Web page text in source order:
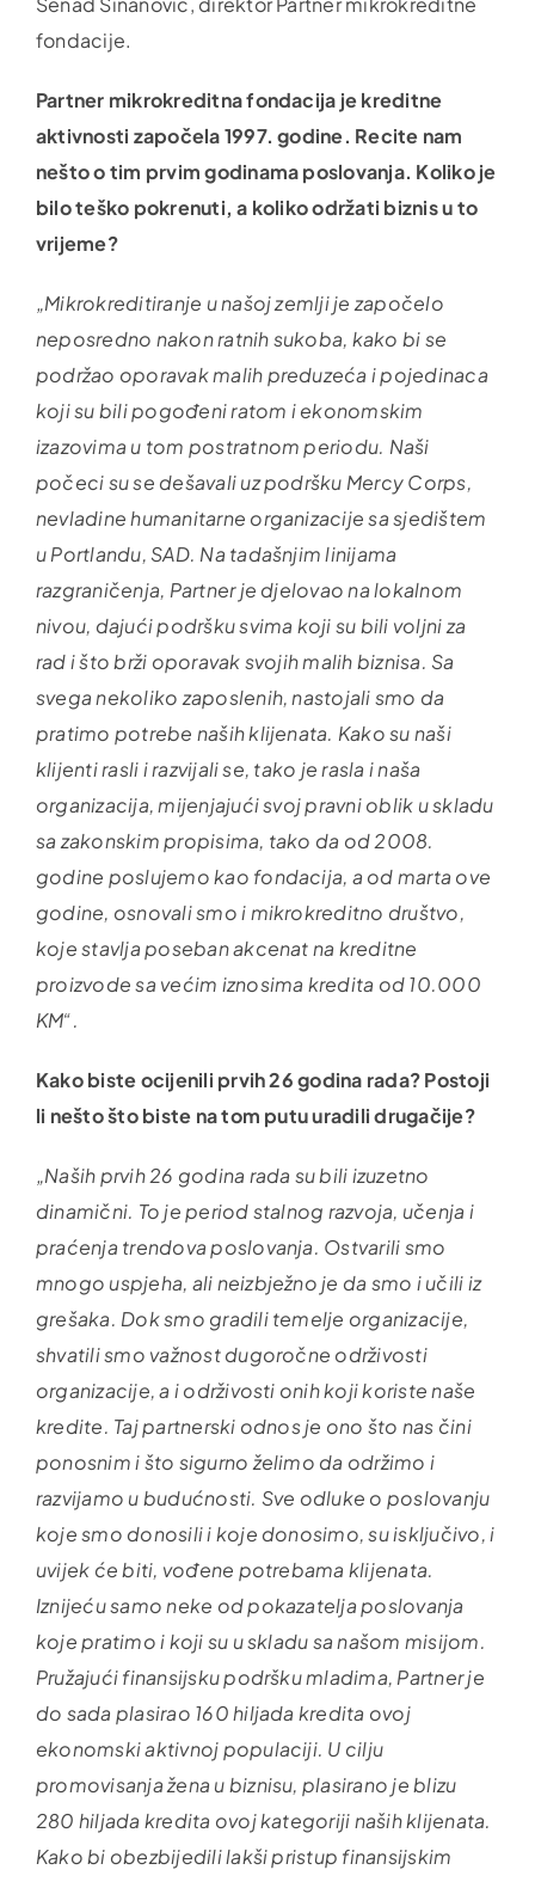
fondacije.
Partner mikrokreditna fondacija je kreditne
aktivnosti započela 1997. godine. Recite nam
nešto o tim prvim godinama poslovanja. Koliko je
bilo teško pokrenuti, a koliko održati biznis u to
vrijeme?
„Mikrokreditiranje u našoj zemlji je započelo
neposredno nakon ratnih sukoba, kako bi se
podržao oporavak malih preduzeća i pojedinaca
koji su bili pogođeni ratom i ekonomskim
izazovima u tom postratnom periodu. Naši
počeci su se dešavali uz podršku Mercy Corps,
nevladine humanitarne organizacije sa sjedištem
u Portlandu, SAD. Na tadašnjim linijama
razgraničenja, Partner je djelovao na lokalnom
nivou, dajući podršku svima koji su bili voljni za
rad i što brži oporavak svojih malih biznisa. Sa
svega nekoliko zaposlenih, nastojali smo da
pratimo potrebe naših klijenata. Kako su naši
klijenti rasli i razvijali se, tako je rasla i naša
organizacija, mijenjajući svoj pravni oblik u skladu
sa zakonskim propisima, tako da od 2008.
godine poslujemo kao fondacija, a od marta ove
godine, osnovali smo i mikrokreditno društvo,
koje stavlja poseban akcenat na kreditne
proizvode sa većim iznosima kredita od 10.000
KM“.
Kako biste ocijenili prvih 26 godina rada? Postoji
li nešto što biste na tom putu uradili drugačije?
„Naših prvih 26 godina rada su bili izuzetno
dinamični. To je period stalnog razvoja, učenja i
praćenja trendova poslovanja. Ostvarili smo
mnogo uspjeha, ali neizbježno je da smo i učili iz
grešaka. Dok smo gradili temelje organizacije,
shvatili smo važnost dugoročne održivosti
organizacije, a i održivosti onih koji koriste naše
kredite. Taj partnerski odnos je ono što nas čini
ponosnim i što sigurno želimo da održimo i
razvijamo u budućnosti. Sve odluke o poslovanju
koje smo donosili i koje donosimo, su isključivo, i
uvijek će biti, vođene potrebama klijenata.
Iznijeću samo neke od pokazatelja poslovanja
koje pratimo i koji su u skladu sa našom misijom.
Pružajući finansijsku podršku mladima, Partner je
do sada plasirao 160 hiljada kredita ovoj
ekonomski aktivnoj populaciji. U cilju
promovisanja žena u biznisu, plasirano je blizu
280 hiljada kredita ovoj kategoriji naših klijenata.
Kako bi obezbijedili lakši pristup finansijskim